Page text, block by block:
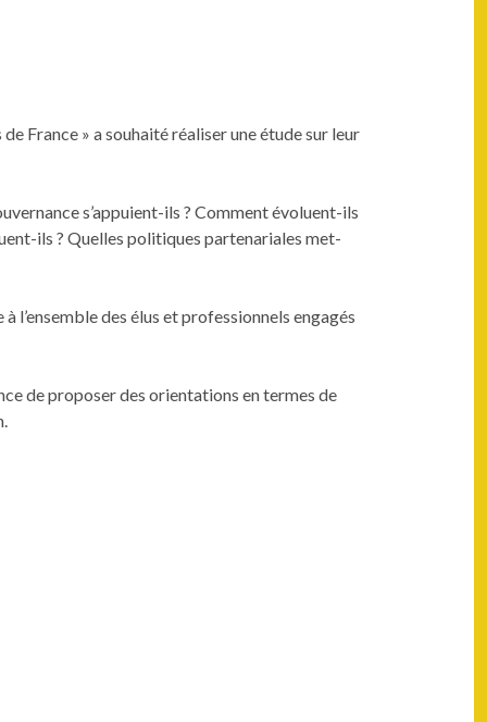
France » a souhaité réalis­er une étude sur leur
s’appuient-ils ? Com­ment évolu­ent-ils
ils ? Quelles poli­tiques parte­nar­i­ales met­
l’ensemble des élus et pro­fes­sion­nels engagés
de pro­pos­er des ori­en­ta­tions en ter­mes de